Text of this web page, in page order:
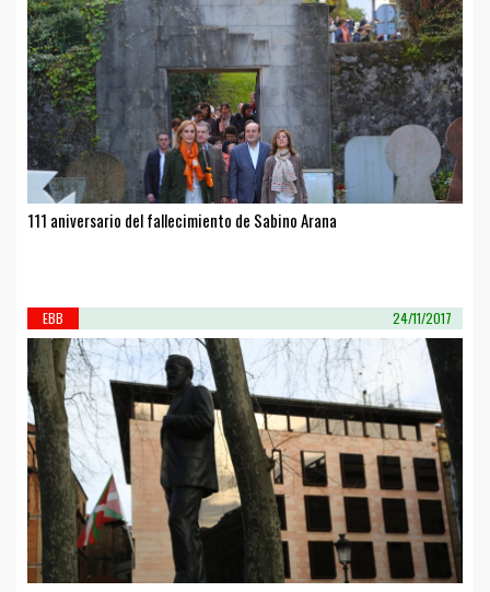
111 aniversario del fallecimiento de Sabino Arana
EBB 24/11/2017